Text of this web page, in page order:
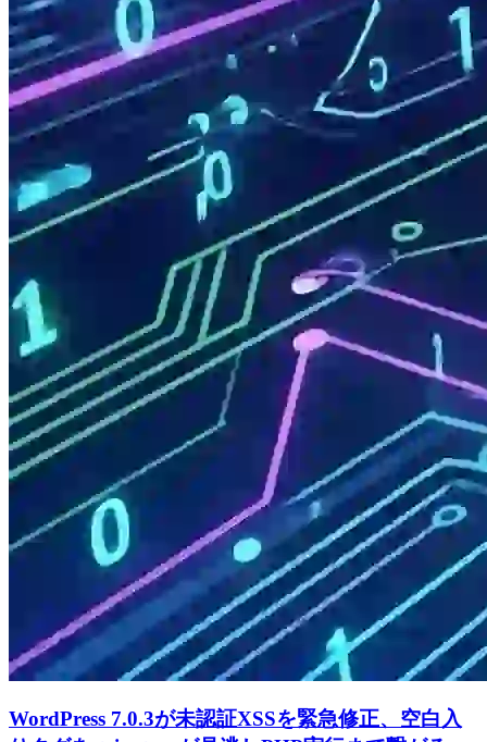
WordPress 7.0.3が未認証XSSを緊急修正、空白入